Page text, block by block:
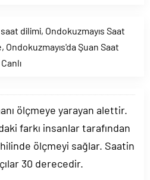
dilimi, Ondokuzmayıs Saat
, Ondokuzmayıs'da Şuan Saat
ölçmeye yarayan alettir.
farkı insanlar tarafından
ölçmeyi sağlar. Saatin
30 derecedir.